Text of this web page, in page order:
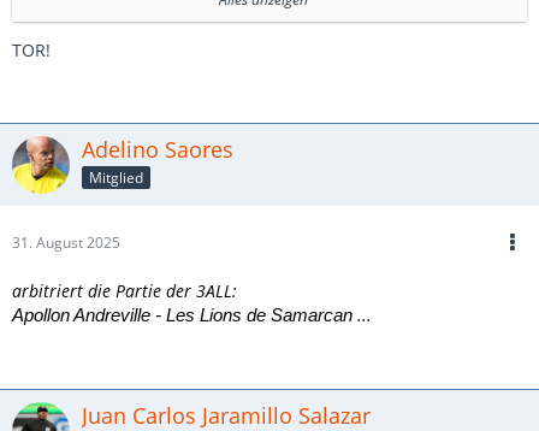
0:1 Leonard Desjardins (37.)
0:3 Carl Frandsen (82.)
TOR!
Adelino Saores
Mitglied
31. August 2025
arbitriert die Partie der 3ALL:
Apollon Andreville - Les Lions de Samarcan ...
Juan Carlos Jaramillo Salazar